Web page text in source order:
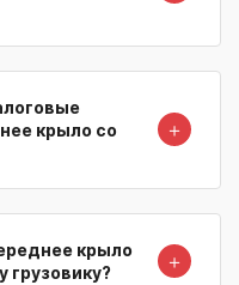
крыло со
＋
крыло
грузовику?
＋